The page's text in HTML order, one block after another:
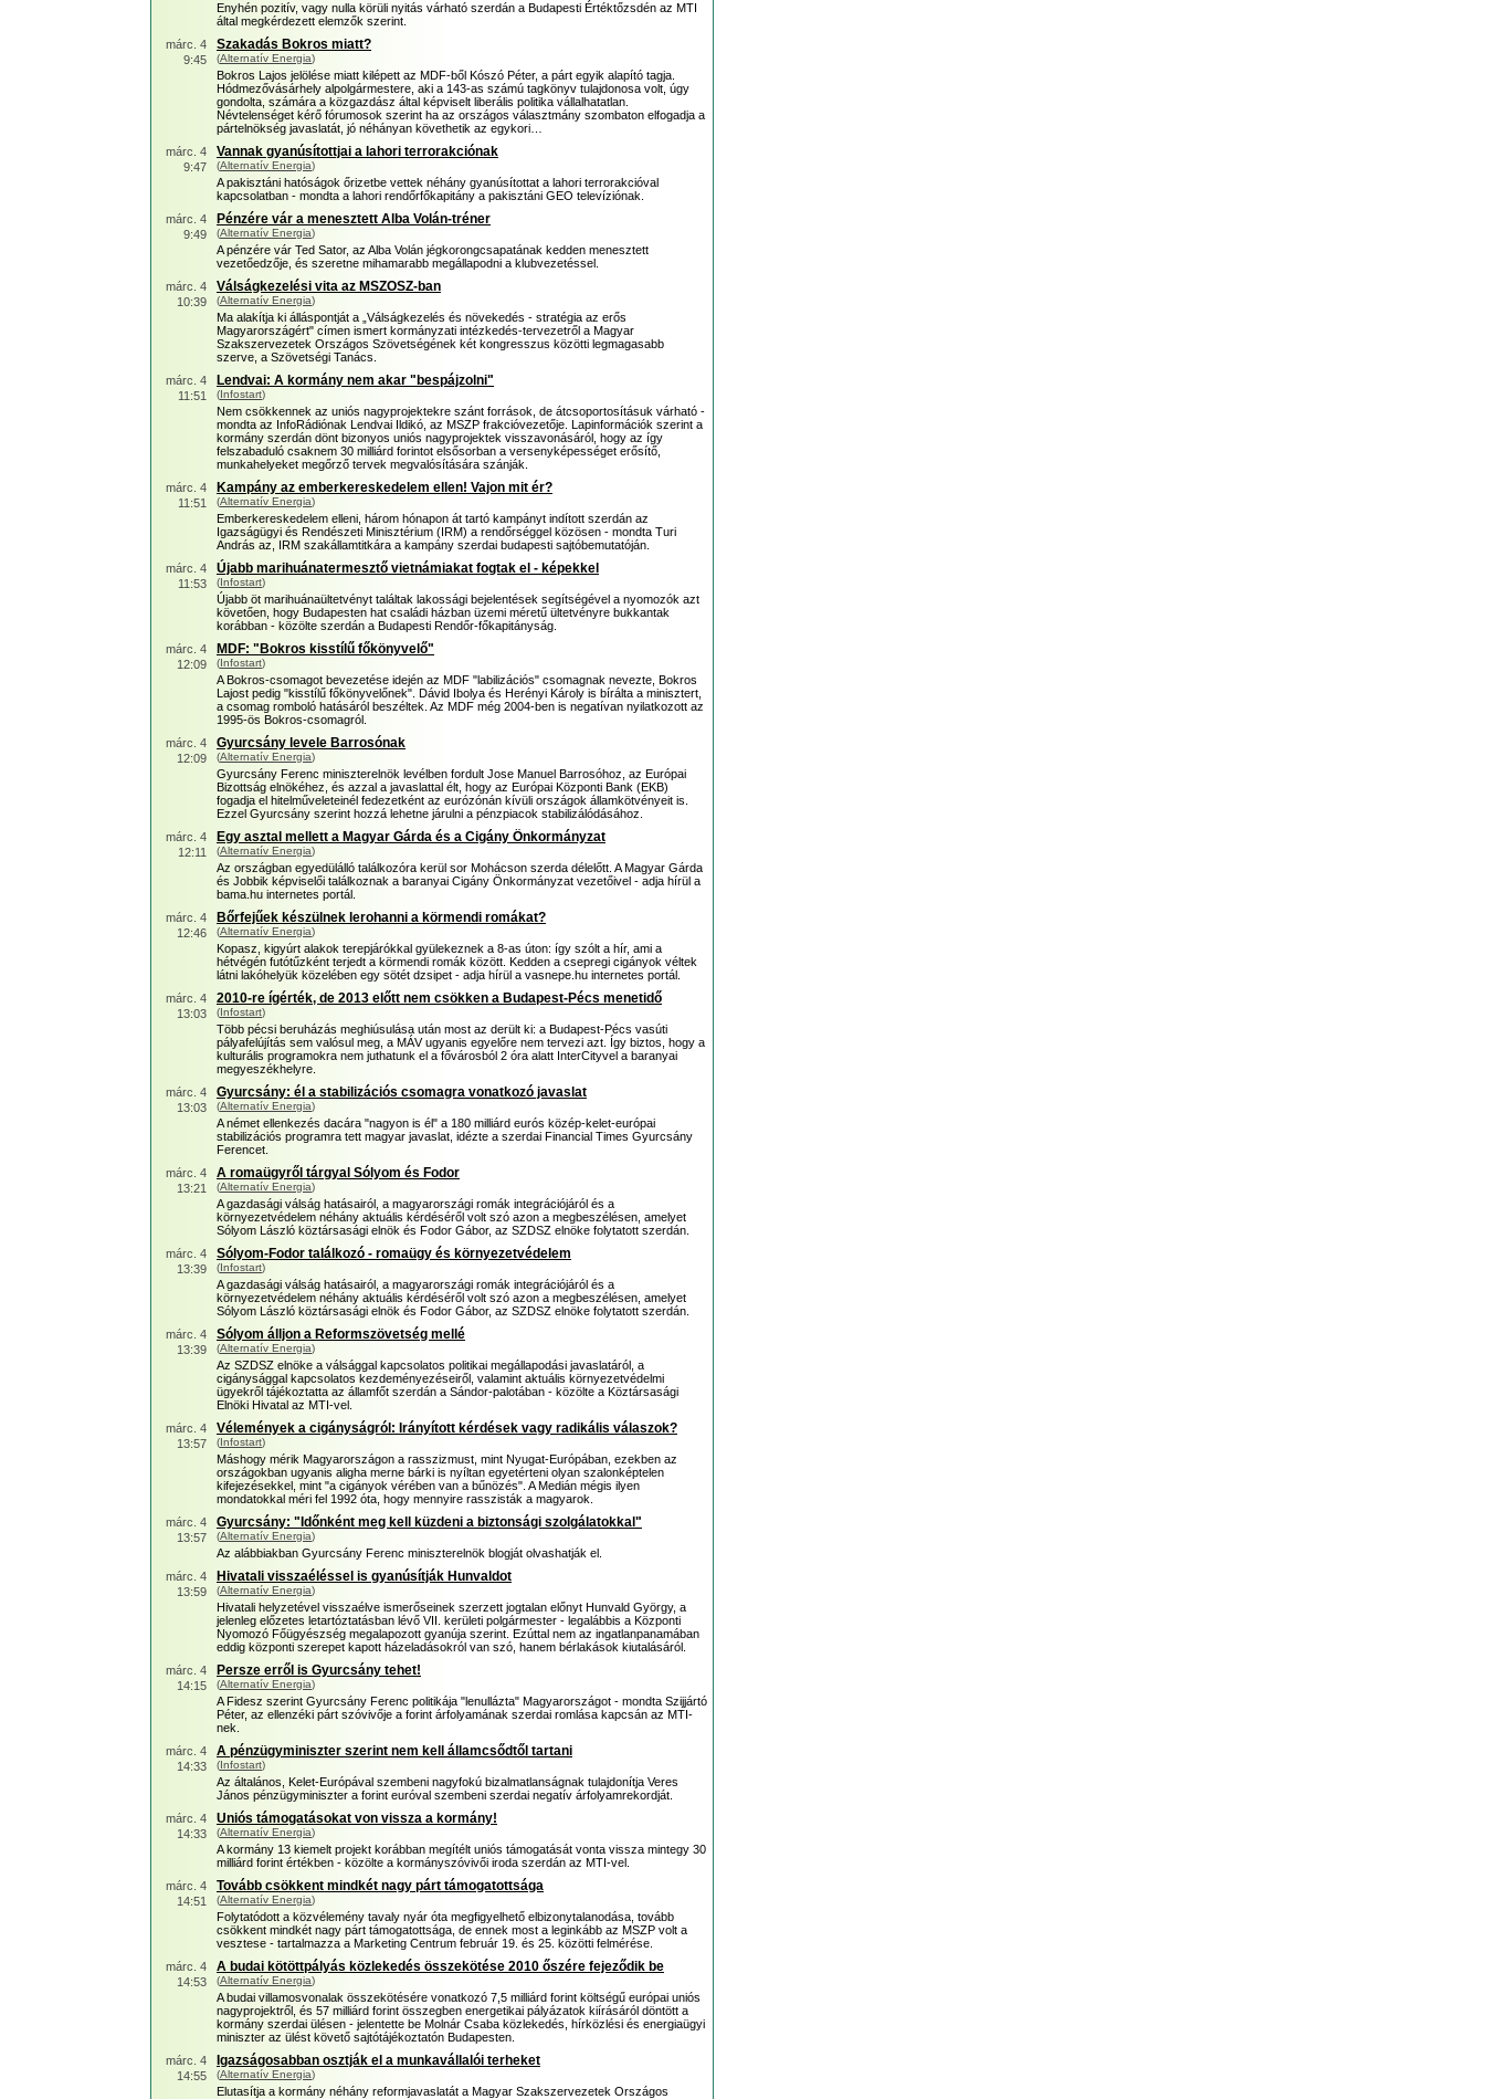
Enyhén pozitív, vagy nulla körüli nyitás várható szerdán a Budapesti Értéktőzsdén az MTI
által megkérdezett elemzők szerint.
márc. 4
9:45
Szakadás Bokros miatt?
(Alternatív Energia)
Bokros Lajos jelölése miatt kilépett az MDF-ből Kószó Péter, a párt egyik alapító tagja.
Hódmezővásárhely alpolgármestere, aki a 143-as számú tagkönyv tulajdonosa volt, úgy
gondolta, számára a közgazdász által képviselt liberális politika vállalhatatlan.
Névtelenséget kérő fórumosok szerint ha az országos választmány szombaton elfogadja a
pártelnökség javaslatát, jó néhányan követhetik az egykori…
márc. 4
9:47
Vannak gyanúsítottjai a lahori terrorakciónak
(Alternatív Energia)
A pakisztáni hatóságok őrizetbe vettek néhány gyanúsítottat a lahori terrorakcióval
kapcsolatban - mondta a lahori rendőrfőkapitány a pakisztáni GEO televíziónak.
márc. 4
9:49
Pénzére vár a menesztett Alba Volán-tréner
(Alternatív Energia)
A pénzére vár Ted Sator, az Alba Volán jégkorongcsapatának kedden menesztett
vezetőedzője, és szeretne mihamarabb megállapodni a klubvezetéssel.
márc. 4
10:39
Válságkezelési vita az MSZOSZ-ban
(Alternatív Energia)
Ma alakítja ki álláspontját a „Válságkezelés és növekedés - stratégia az erős
Magyarországért" címen ismert kormányzati intézkedés-tervezetről a Magyar
Szakszervezetek Országos Szövetségének két kongresszus közötti legmagasabb
szerve, a Szövetségi Tanács.
márc. 4
11:51
Lendvai: A kormány nem akar "bespájzolni"
(Infostart)
Nem csökkennek az uniós nagyprojektekre szánt források, de átcsoportosításuk várható -
mondta az InfoRádiónak Lendvai Ildikó, az MSZP frakcióvezetője. Lapinformációk szerint a
kormány szerdán dönt bizonyos uniós nagyprojektek visszavonásáról, hogy az így
felszabaduló csaknem 30 milliárd forintot elsősorban a versenyképességet erősítő,
munkahelyeket megőrző tervek megvalósítására szánják.
márc. 4
11:51
Kampány az emberkereskedelem ellen! Vajon mit ér?
(Alternatív Energia)
Emberkereskedelem elleni, három hónapon át tartó kampányt indított szerdán az
Igazságügyi és Rendészeti Minisztérium (IRM) a rendőrséggel közösen - mondta Turi
András az, IRM szakállamtitkára a kampány szerdai budapesti sajtóbemutatóján.
márc. 4
11:53
Újabb marihuánatermesztő vietnámiakat fogtak el - képekkel
(Infostart)
Újabb öt marihuánaültetvényt találtak lakossági bejelentések segítségével a nyomozók azt
követően, hogy Budapesten hat családi házban üzemi méretű ültetvényre bukkantak
korábban - közölte szerdán a Budapesti Rendőr-főkapitányság.
márc. 4
12:09
MDF: "Bokros kisstílű főkönyvelő"
(Infostart)
A Bokros-csomagot bevezetése idején az MDF "labilizációs" csomagnak nevezte, Bokros
Lajost pedig "kisstílű főkönyvelőnek". Dávid Ibolya és Herényi Károly is bírálta a minisztert,
a csomag romboló hatásáról beszéltek. Az MDF még 2004-ben is negatívan nyilatkozott az
1995-ös Bokros-csomagról.
márc. 4
12:09
Gyurcsány levele Barrosónak
(Alternatív Energia)
Gyurcsány Ferenc miniszterelnök levélben fordult Jose Manuel Barrosóhoz, az Európai
Bizottság elnökéhez, és azzal a javaslattal élt, hogy az Európai Központi Bank (EKB)
fogadja el hitelműveleteinél fedezetként az eurózónán kívüli országok államkötvényeit is.
Ezzel Gyurcsány szerint hozzá lehetne járulni a pénzpiacok stabilizálódásához.
márc. 4
12:11
Egy asztal mellett a Magyar Gárda és a Cigány Önkormányzat
(Alternatív Energia)
Az országban egyedülálló találkozóra kerül sor Mohácson szerda délelőtt. A Magyar Gárda
és Jobbik képviselői találkoznak a baranyai Cigány Önkormányzat vezetőivel - adja hírül a
bama.hu internetes portál.
márc. 4
12:46
Bőrfejűek készülnek lerohanni a körmendi romákat?
(Alternatív Energia)
Kopasz, kigyúrt alakok terepjárókkal gyülekeznek a 8-as úton: így szólt a hír, ami a
hétvégén futótűzként terjedt a körmendi romák között. Kedden a csepregi cigányok véltek
látni lakóhelyük közelében egy sötét dzsipet - adja hírül a vasnepe.hu internetes portál.
márc. 4
13:03
2010-re ígérték, de 2013 előtt nem csökken a Budapest-Pécs menetidő
(Infostart)
Több pécsi beruházás meghiúsulása után most az derült ki: a Budapest-Pécs vasúti
pályafelújítás sem valósul meg, a MÁV ugyanis egyelőre nem tervezi azt. Így biztos, hogy a
kulturális programokra nem juthatunk el a fővárosból 2 óra alatt InterCityvel a baranyai
megyeszékhelyre.
márc. 4
13:03
Gyurcsány: él a stabilizációs csomagra vonatkozó javaslat
(Alternatív Energia)
A német ellenkezés dacára "nagyon is él" a 180 milliárd eurós közép-kelet-európai
stabilizációs programra tett magyar javaslat, idézte a szerdai Financial Times Gyurcsány
Ferencet.
márc. 4
13:21
A romaügyről tárgyal Sólyom és Fodor
(Alternatív Energia)
A gazdasági válság hatásairól, a magyarországi romák integrációjáról és a
környezetvédelem néhány aktuális kérdéséről volt szó azon a megbeszélésen, amelyet
Sólyom László köztársasági elnök és Fodor Gábor, az SZDSZ elnöke folytatott szerdán.
márc. 4
13:39
Sólyom-Fodor találkozó - romaügy és környezetvédelem
(Infostart)
A gazdasági válság hatásairól, a magyarországi romák integrációjáról és a
környezetvédelem néhány aktuális kérdéséről volt szó azon a megbeszélésen, amelyet
Sólyom László köztársasági elnök és Fodor Gábor, az SZDSZ elnöke folytatott szerdán.
márc. 4
13:39
Sólyom álljon a Reformszövetség mellé
(Alternatív Energia)
Az SZDSZ elnöke a válsággal kapcsolatos politikai megállapodási javaslatáról, a
cigánysággal kapcsolatos kezdeményezéseiről, valamint aktuális környezetvédelmi
ügyekről tájékoztatta az államfőt szerdán a Sándor-palotában - közölte a Köztársasági
Elnöki Hivatal az MTI-vel.
márc. 4
13:57
Vélemények a cigányságról: Irányított kérdések vagy radikális válaszok?
(Infostart)
Máshogy mérik Magyarországon a rasszizmust, mint Nyugat-Európában, ezekben az
országokban ugyanis aligha merne bárki is nyíltan egyetérteni olyan szalonképtelen
kifejezésekkel, mint "a cigányok vérében van a bűnözés". A Medián mégis ilyen
mondatokkal méri fel 1992 óta, hogy mennyire rasszisták a magyarok.
márc. 4
13:57
Gyurcsány: "Időnként meg kell küzdeni a biztonsági szolgálatokkal"
(Alternatív Energia)
Az alábbiakban Gyurcsány Ferenc miniszterelnök blogját olvashatják el.
márc. 4
13:59
Hivatali visszaéléssel is gyanúsítják Hunvaldot
(Alternatív Energia)
Hivatali helyzetével visszaélve ismerőseinek szerzett jogtalan előnyt Hunvald György, a
jelenleg előzetes letartóztatásban lévő VII. kerületi polgármester - legalábbis a Központi
Nyomozó Főügyészség megalapozott gyanúja szerint. Ezúttal nem az ingatlanpanamában
eddig központi szerepet kapott házeladásokról van szó, hanem bérlakások kiutalásáról.
márc. 4
14:15
Persze erről is Gyurcsány tehet!
(Alternatív Energia)
A Fidesz szerint Gyurcsány Ferenc politikája "lenullázta" Magyarországot - mondta Szijjártó
Péter, az ellenzéki párt szóvivője a forint árfolyamának szerdai romlása kapcsán az MTI-
nek.
márc. 4
14:33
A pénzügyminiszter szerint nem kell államcsődtől tartani
(Infostart)
Az általános, Kelet-Európával szembeni nagyfokú bizalmatlanságnak tulajdonítja Veres
János pénzügyminiszter a forint euróval szembeni szerdai negatív árfolyamrekordját.
márc. 4
14:33
Uniós támogatásokat von vissza a kormány!
(Alternatív Energia)
A kormány 13 kiemelt projekt korábban megítélt uniós támogatását vonta vissza mintegy 30
milliárd forint értékben - közölte a kormányszóvivői iroda szerdán az MTI-vel.
márc. 4
14:51
Tovább csökkent mindkét nagy párt támogatottsága
(Alternatív Energia)
Folytatódott a közvélemény tavaly nyár óta megfigyelhető elbizonytalanodása, tovább
csökkent mindkét nagy párt támogatottsága, de ennek most a leginkább az MSZP volt a
vesztese - tartalmazza a Marketing Centrum február 19. és 25. közötti felmérése.
márc. 4
14:53
A budai kötöttpályás közlekedés összekötése 2010 őszére fejeződik be
(Alternatív Energia)
A budai villamosvonalak összekötésére vonatkozó 7,5 milliárd forint költségű európai uniós
nagyprojektről, és 57 milliárd forint összegben energetikai pályázatok kiírásáról döntött a
kormány szerdai ülésen - jelentette be Molnár Csaba közlekedés, hírközlési és energiaügyi
miniszter az ülést követő sajtótájékoztatón Budapesten.
márc. 4
14:55
Igazságosabban osztják el a munkavállalói terheket
(Alternatív Energia)
Elutasítja a kormány néhány reformjavaslatát a Magyar Szakszervezetek Országos